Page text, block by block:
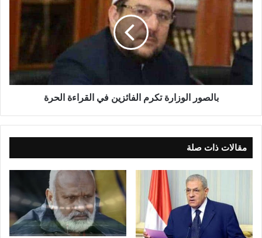
بالصور الوزارة تكرم الفائزين في القراءة الحرة
مقالات ذات صلة